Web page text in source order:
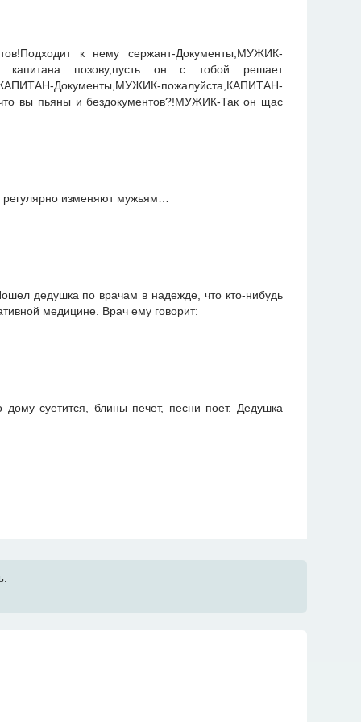
к нему сержант-Документы,МУЖИК-
капитана позову,пусть он с тобой решает
Документы,МУЖИК-пожалуйста,КАПИТАН-
вы пьяны и бездокументов?!МУЖИК-Так он щас
изменяют мужьям…
дедушка по врачам в надежде, что кто-нибудь
медицине. Врач ему говорит:
суетится, блины печет, песни поет. Дедушка